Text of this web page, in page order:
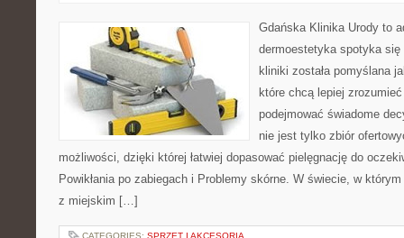
Gdańska Klinika Urody to
dermoestetyka spotyka
kliniki została pomyślana
które chcą lepiej
podejmować świadome
nie jest tylko zbiór
możliwości, dzięki której łatwiej dopasować pielęgnację do
Powikłania po zabiegach i Problemy skórne. W świecie, w
z miejskim […]
CATEGORIES: SPRZĘT I AKCESORIA